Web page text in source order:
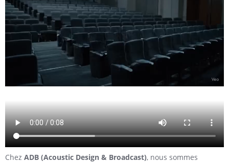
Chez ADB (Acoustic Design & Broadcast), nous sommes